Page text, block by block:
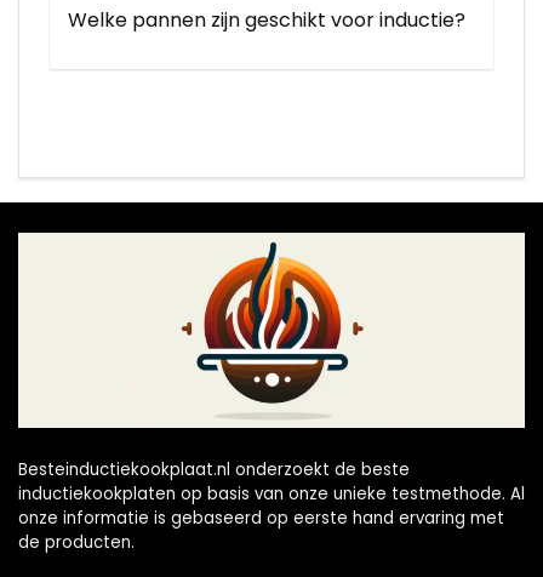
Welke pannen zijn geschikt voor inductie?
Besteinductiekookplaat.nl onderzoekt de beste
inductiekookplaten op basis van onze unieke testmethode. Al
onze informatie is gebaseerd op eerste hand ervaring met
de producten.